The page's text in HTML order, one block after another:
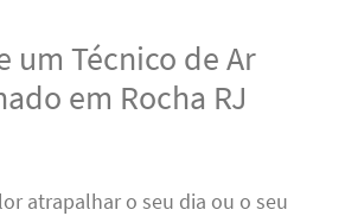
um Técnico de Ar
em Rocha RJ
atrapalhar o seu dia ou o seu